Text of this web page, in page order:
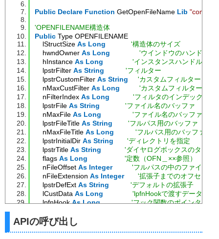
Public Declare Function GetOpenFileName Lib
'OPENFILENAME構造体
Public Type OPENFILENAME
    lStructSize
As Long
'構造体のサイズ
    hwndOwner
As Long
'ウインドウのハンドル
    hInstance
As Long
'インスタンスハンドル
    lpstrFilter
As String
'フィルター
    lpstrCustomFilter
As String
'カスタムフィルター
    nMaxCustFilter
As Long
'カスタムフィルターのサ
    nFilterIndex
As Long
'フィルタのインデックス
    lpstrFile
As String
'ファイル名のバッファ
    nMaxFile
As Long
'ファイル名のバッファのサ
    lpstrFileTitle
As String
'フルパス用のバッファ
    nMaxFileTitle
As Long
'フルパス用のバッファの
    lpstrInitialDir
As String
'ディレクトリを指定
    lpstrTitle
As String
'ダイヤログボックスのタイト
    flags
As Long
'定数（OFN＿××参照）
    nFileOffset
As Integer
'フルパスの中のファイル名
    nFileExtension
As Integer
'拡張子までのオフセット
    lpstrDefExt
As String
'デフォルトの拡張子
    lCustData
As Long
'lpfnHookで渡すデータ
    lpfnHook
As Long
'フック関数のポインタ
End Type
APIの呼び出し